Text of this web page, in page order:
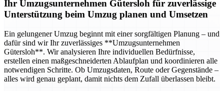
Ihr Umzugsunternehmen Gütersloh für zuverlässige
Unterstützung beim Umzug planen und Umsetzen
Ein gelungener Umzug beginnt mit einer sorgfältigen Planung – und
dafür sind wir Ihr zuverlässiges **Umzugsunternehmen
Gütersloh**. Wir analysieren Ihre individuellen Bedürfnisse,
erstellen einen maßgeschneiderten Ablaufplan und koordinieren alle
notwendigen Schritte. Ob Umzugsdaten, Route oder Gegenstände –
alles wird genau geplant, damit nichts dem Zufall überlassen bleibt.